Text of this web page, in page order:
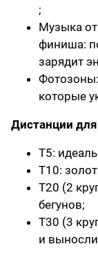
;
Музыка
финиша:
зарядит
которые
Дистанции
Т5:
Т10:
Т20 (2
бегунов;
Т30 (3
и